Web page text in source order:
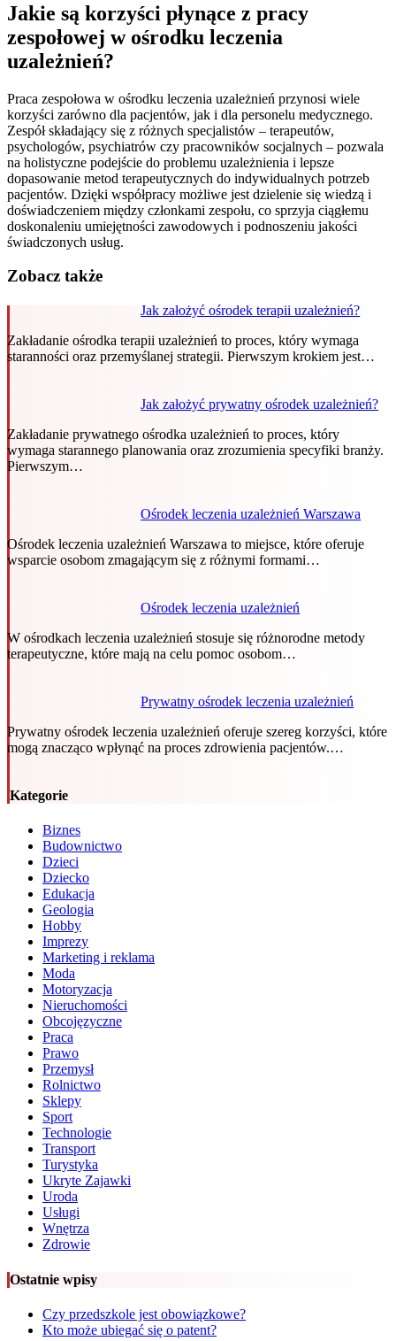
Jakie są korzyści płynące z pracy
zespołowej w ośrodku leczenia
uzależnień?
Praca zespołowa w ośrodku leczenia uzależnień przynosi wiele
korzyści zarówno dla pacjentów, jak i dla personelu medycznego.
Zespół składający się z różnych specjalistów – terapeutów,
psychologów, psychiatrów czy pracowników socjalnych – pozwala
na holistyczne podejście do problemu uzależnienia i lepsze
dopasowanie metod terapeutycznych do indywidualnych potrzeb
pacjentów. Dzięki współpracy możliwe jest dzielenie się wiedzą i
doświadczeniem między członkami zespołu, co sprzyja ciągłemu
doskonaleniu umiejętności zawodowych i podnoszeniu jakości
świadczonych usług.
Zobacz także
Jak założyć ośrodek terapii uzależnień?
Zakładanie ośrodka terapii uzależnień to proces, który wymaga
staranności oraz przemyślanej strategii. Pierwszym krokiem jest…
Jak założyć prywatny ośrodek uzależnień?
Zakładanie prywatnego ośrodka uzależnień to proces, który
wymaga starannego planowania oraz zrozumienia specyfiki branży.
Pierwszym…
Ośrodek leczenia uzależnień Warszawa
Ośrodek leczenia uzależnień Warszawa to miejsce, które oferuje
wsparcie osobom zmagającym się z różnymi formami…
Ośrodek leczenia uzależnień
W ośrodkach leczenia uzależnień stosuje się różnorodne metody
terapeutyczne, które mają na celu pomoc osobom…
Prywatny ośrodek leczenia uzależnień
Prywatny ośrodek leczenia uzależnień oferuje szereg korzyści, które
mogą znacząco wpłynąć na proces zdrowienia pacjentów.…
Kategorie
Biznes
Budownictwo
Dzieci
Dziecko
Edukacja
Geologia
Hobby
Imprezy
Marketing i reklama
Moda
Motoryzacja
Nieruchomości
Obcojęzyczne
Praca
Prawo
Przemysł
Rolnictwo
Sklepy
Sport
Technologie
Transport
Turystyka
Ukryte Zajawki
Uroda
Usługi
Wnętrza
Zdrowie
Ostatnie wpisy
Czy przedszkole jest obowiązkowe?
Kto może ubiegać się o patent?